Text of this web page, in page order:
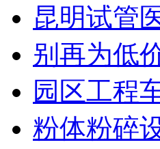
昆明试管
别再为低
园区工程
粉体粉碎